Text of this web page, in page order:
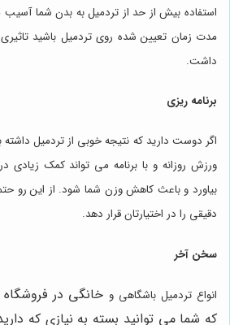
استفاده بیش از حد از تردمیل به بدن شما آسیب
مدت زمان تعیین شده روی تردمیل باشید تاثیری
داشت.
برنامه ریزی
اگر دوست دارید که نتیجه خوبی از تردمیل داشته
ورزش روزانه و با برنامه می تواند کمک زیادی
بیاورد و باعث کاهش وزن شما شود. از این رو
دقیقی را در اختیارتان قرار دهد.
سخن آخر
انواع تردمیل باشگاهی و خانگی در
که شما می توانید بسته به نیازی که